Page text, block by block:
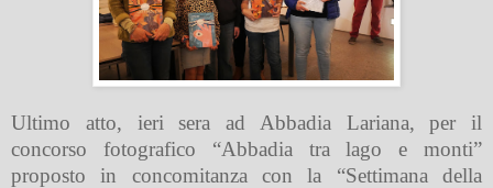
Ultimo atto, ieri sera ad Abbadia Lariana, per il
concorso fotografico “Abbadia tra lago e monti”
proposto in concomitanza con la “Settimana della